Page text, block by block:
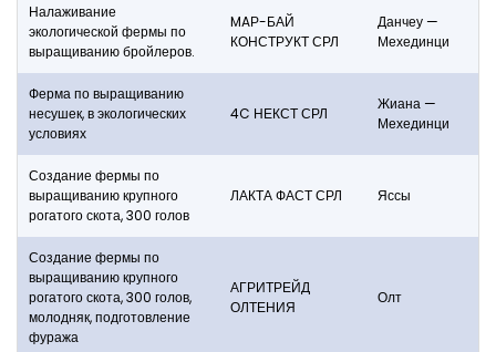
Налаживание
экологической фермы по
выращиванию бройлеров.
MAР-БАЙ
КОНСТРУКТ СРЛ
Данчеу —
Мехединци
Ферма по выращиванию
несушек, в экологических
условиях
4C НЕКСТ СРЛ
Жиана —
Мехединци
Создание фермы по
выращиванию крупного
рогатого скота, 300 голов
ЛАКТА ФАСТ СРЛ Яссы
Создание фермы по
выращиванию крупного
рогатого скота, 300 голов,
молодняк, подготовление
фуража
АГРИТРЕЙД
ОЛТЕНИЯ
Олт